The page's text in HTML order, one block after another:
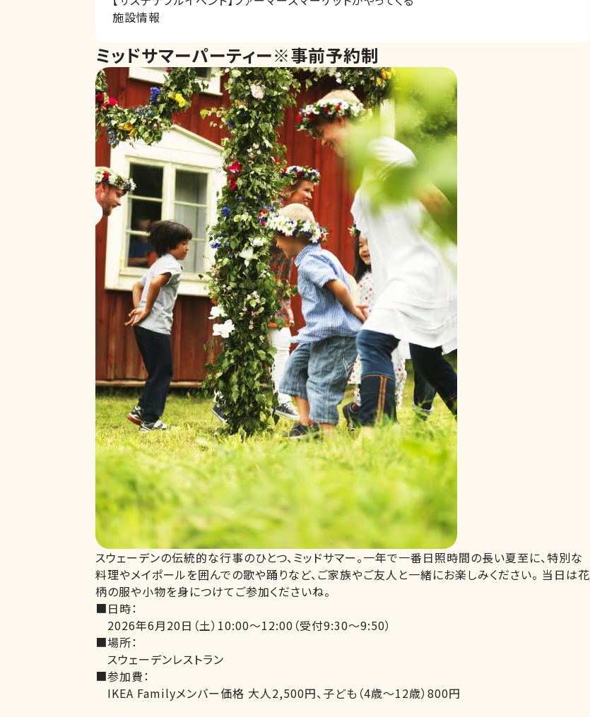
施設情報
ミッドサマーパーティー※事前予約制
スウェーデンの伝統的な行事のひとつ、ミッドサマー。一年で一番日照時間の長い夏至に、特別な
料理やメイポールを囲んでの歌や踊りなど、ご家族やご友人と一緒にお楽しみください。 当日は花
柄の服や小物を身につけてご参加くださいね。
■日時：
2026年6月20日（土）10:00～12:00（受付9:30～9:50）
■場所：
スウェーデンレストラン
■参加費：
IKEA Familyメンバー価格 大人2,500円、子ども（4歳～12歳）800円